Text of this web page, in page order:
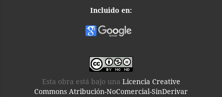
Incluido en:
Esta obra está bajo una Licencia Creative
Commons Atribución-NoComercial-SinDerivar